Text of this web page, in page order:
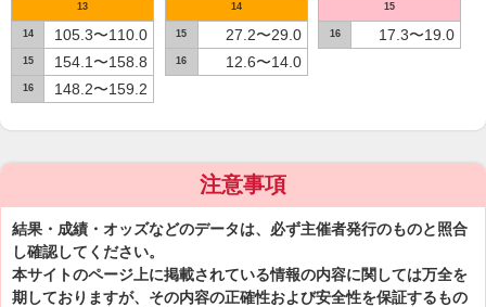
13
14 105.3〜110.0
15 154.1〜158.8
16 148.2〜159.2
14
15 27.2〜29.0
16 12.6〜14.0
15
16 17.3〜19.0
注意事項
結果・成績・オッズなどのデータは、必ず主催者発行のものと照合
し確認してください。
本サイトのページ上に掲載されている情報の内容に関しては万全を
期しておりますが、その内容の正確性および安全性を保証するもの